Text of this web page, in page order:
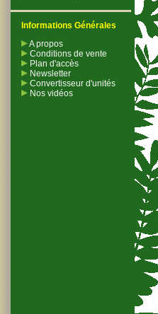
Informations Générales
A propos
Conditions de vente
Plan d'accès
Newsletter
Convertisseur d'unités
Nos vidéos